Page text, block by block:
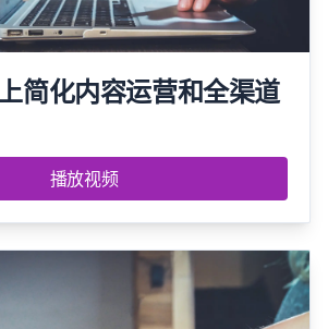
简化内容运营和全渠道
播放视频